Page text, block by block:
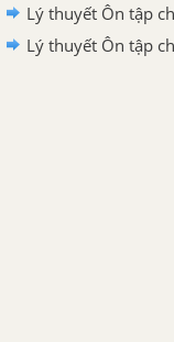
Lý thuyết Ôn tập